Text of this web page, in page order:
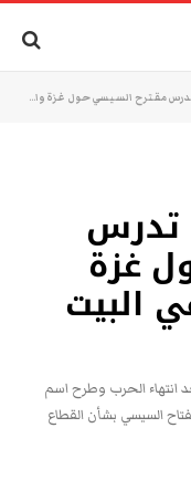
حول غزة واسم دحلان يبرز في البيت الأبيض!
تدرس
غزة
البيت
انتهاء الحرب وطرح اسم
السيسي بشأن القطاع